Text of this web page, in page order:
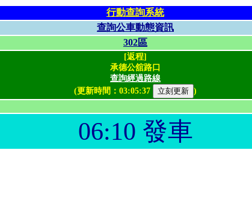
行動查詢系統
查詢公車動態資訊
302區
[返程]
承德公舘路口
查詢經過路線
(更新時間： 03:05:37 )
06:10 發車